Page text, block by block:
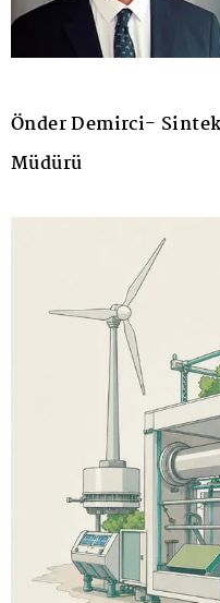
Önder Demirci-
Müdürü